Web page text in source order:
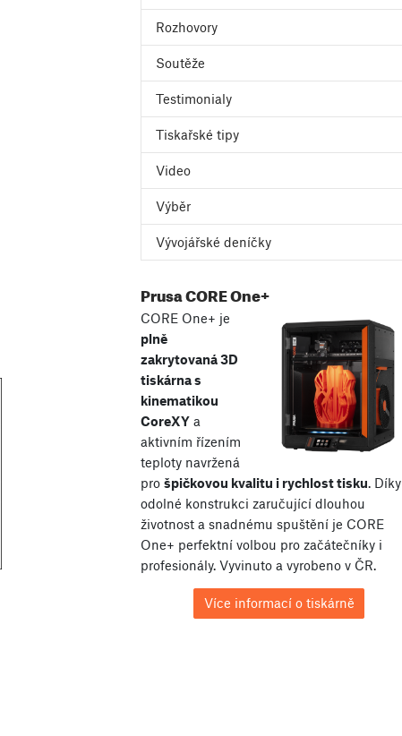
Rozhovory
Soutěže
Testimonialy
Tiskařské tipy
Video
Výběr
Vývojářské deníčky
Prusa CORE One+
CORE One+ je
plně
zakrytovaná 3D
tiskárna s
kinematikou
CoreXYa
aktivním řízením
teploty navržená
pro špičkovou kvalitu i rychlost tisku. Díky
odolné konstrukci zaručující dlouhou
životnost a snadnému spuštění je CORE
One+ perfektní volbou pro začátečníky i
profesionály. Vyvinuto a vyrobeno v ČR.
Více informací o tiskárně